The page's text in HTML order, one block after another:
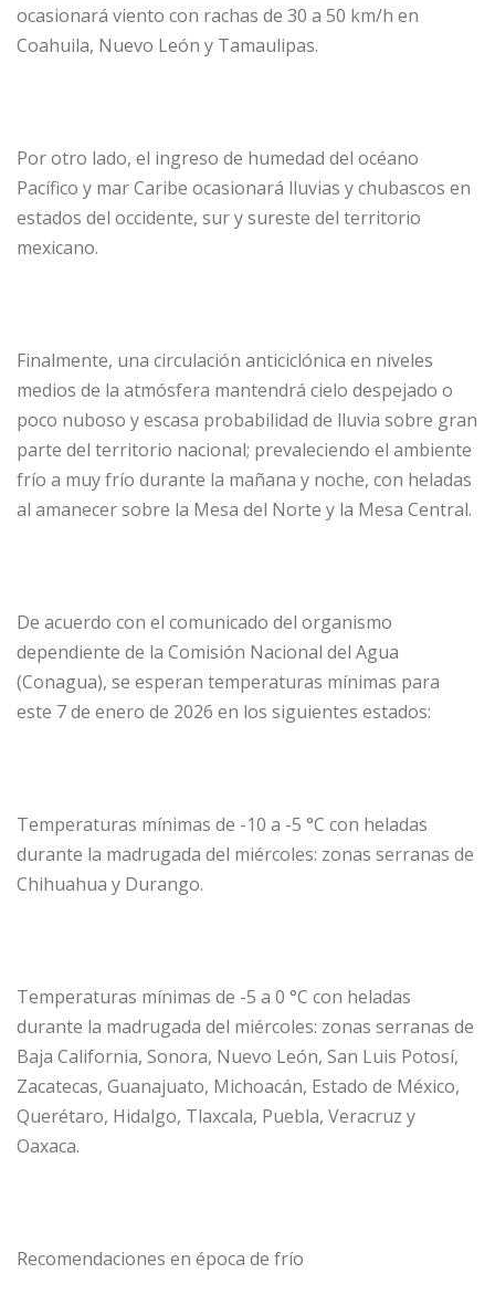
ocasionará viento con rachas de 30 a 50 km/h en
Coahuila, Nuevo León y Tamaulipas.
Por otro lado, el ingreso de humedad del océano
Pacífico y mar Caribe ocasionará lluvias y chubascos en
estados del occidente, sur y sureste del territorio
mexicano.
Finalmente, una circulación anticiclónica en niveles
medios de la atmósfera mantendrá cielo despejado o
poco nuboso y escasa probabilidad de lluvia sobre gran
parte del territorio nacional; prevaleciendo el ambiente
frío a muy frío durante la mañana y noche, con heladas
al amanecer sobre la Mesa del Norte y la Mesa Central.
De acuerdo con el comunicado del organismo
dependiente de la Comisión Nacional del Agua
(Conagua), se esperan temperaturas mínimas para
este 7 de enero de 2026 en los siguientes estados:
Temperaturas mínimas de -10 a -5 °C con heladas
durante la madrugada del miércoles: zonas serranas de
Chihuahua y Durango.
Temperaturas mínimas de -5 a 0 °C con heladas
durante la madrugada del miércoles: zonas serranas de
Baja California, Sonora, Nuevo León, San Luis Potosí,
Zacatecas, Guanajuato, Michoacán, Estado de México,
Querétaro, Hidalgo, Tlaxcala, Puebla, Veracruz y
Oaxaca.
Recomendaciones en época de frío